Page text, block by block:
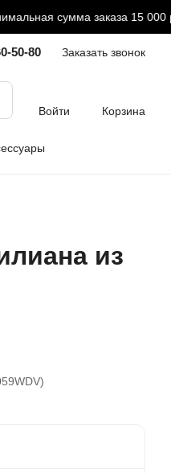
сумма заказа 15 000
50-80 Заказать звонок
Войти Корзина
из